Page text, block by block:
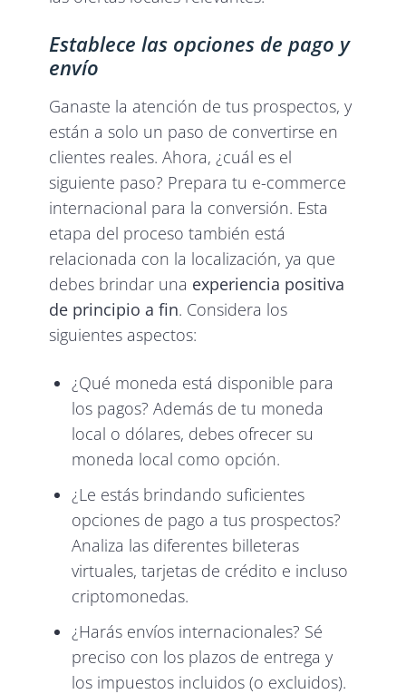
Establece las opciones de pago y
envío
Ganaste la atención de tus prospectos, y
están a solo un paso de convertirse en
clientes reales. Ahora, ¿cuál es el
siguiente paso? Prepara tu e-commerce
internacional para la conversión. Esta
etapa del proceso también está
relacionada con la localización, ya que
debes brindar una experiencia positiva
de principio a fin. Considera los
siguientes aspectos:
¿Qué moneda está disponible para
los pagos? Además de tu moneda
local o dólares, debes ofrecer su
moneda local como opción.
¿Le estás brindando suficientes
opciones de pago a tus prospectos?
Analiza las diferentes billeteras
virtuales, tarjetas de crédito e incluso
criptomonedas.
¿Harás envíos internacionales? Sé
preciso con los plazos de entrega y
los impuestos incluidos (o excluidos).